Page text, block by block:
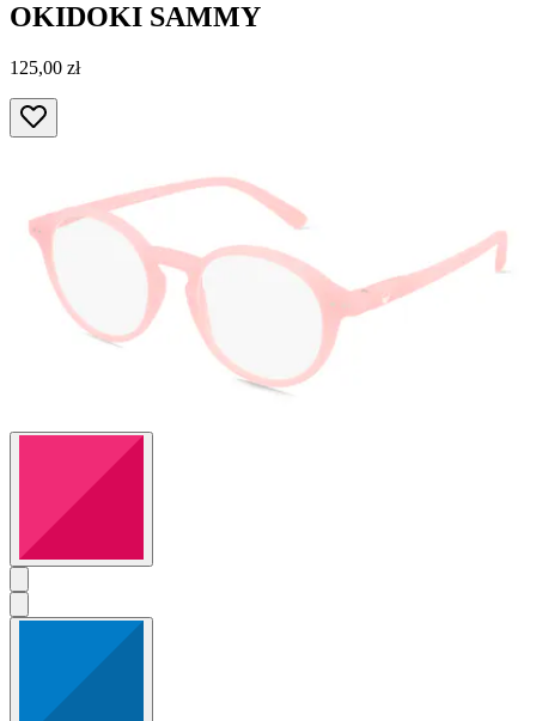
OKIDOKI SAMMY
125,00 zł